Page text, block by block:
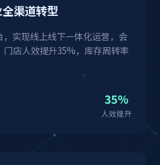
渠道转型
实现线上线下一体化运营，会
门店人效提升35%，库存周转率
35%
人效提升